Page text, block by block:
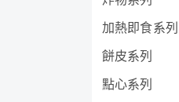
加熱即食系列
餅皮系列
點心系列